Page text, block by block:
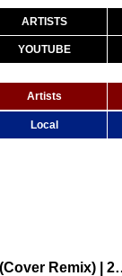
ARTISTS
YOUTUBE
Artists
Local
MAXBRO — Ты